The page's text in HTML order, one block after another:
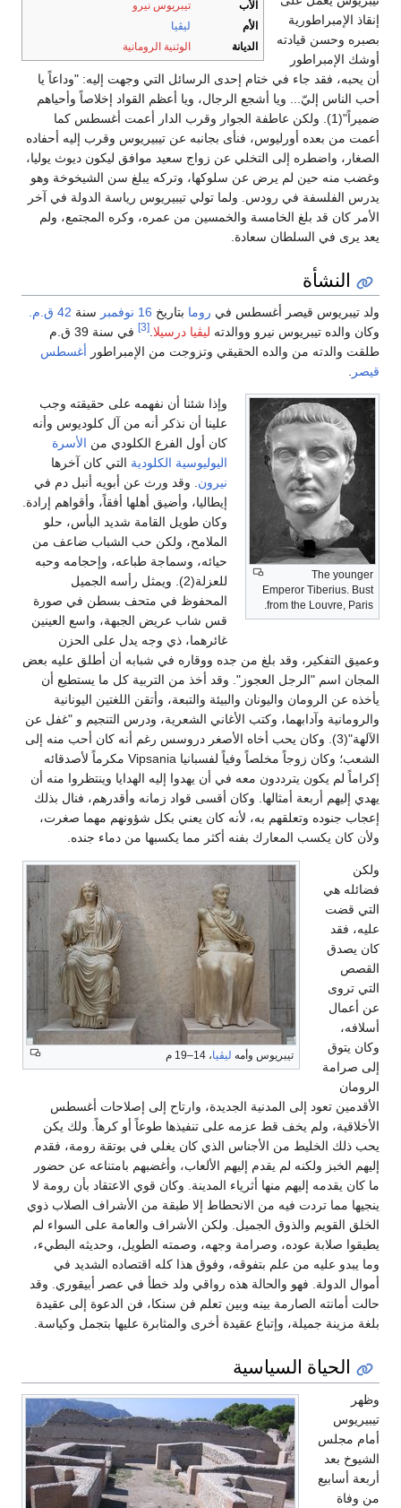
الأب
تيبريوس نيرو
الأم
ليڤيا
الديانة
الوثنية الرومانية
إنقاذ الإمبراطورية
بصبره وحسن قيادته
أوشك الإمبراطور
أن يحبه، فقد جاء في ختام إحدى الرسائل التي وجهت إليه: "وداعاً يا
أحب الناس إليّ... ويا أشجع الرجال، ويا أعظم القواد إخلاصاً وأحياهم
ضميراً"(1). ولكن عاطفة الجوار وقرب الدار أعمت أغسطس كما
أعمت من بعده أورليوس، فنأى بجانبه عن تيبيريوس وقرب إليه أحفاده
الصغار، واضطره إلى التخلي عن زواج سعيد موافق ليكون ديوث يوليا،
وغضب منه حين لم يرض عن سلوكها، وتركه يبلغ سن الشيخوخة وهو
يدرس الفلسفة في رودس. ولما تولي تيبيريوس رياسة الدولة في آخر
الأمر كان قد بلغ الخامسة والخمسين من عمره، وكره المجتمع، ولم
يعد يرى في السلطان سعادة.
النشأة
ولد تيبريوس قيصر أغسطس في روما بتاريخ 16 نوفمبر سنة 42 ق.م.
وكان والده تيبريوس نيرو ووالدته ليڤيا درسيلا.
[3]
في سنة 39 ق.م
طلقت والدته من والده الحقيقي وتزوجت من الإمبراطور أغسطس
قيصر .
The younger
Emperor Tiberius. Bust
from the Louvre, Paris.
وإذا شئنا أن نفهمه على حقيقته وجب
علينا أن نذكر أنه من آل كلوديوس وأنه
كان أول الفرع الكلودي من الأسرة
اليوليوسية الكلودية التي كان آخرها
نيرون. وقد ورث عن أبويه أنبل دم في
إيطاليا، وأضيق أهلها أفقاً، وأقواهم إرادة.
وكان طويل القامة شديد البأس، حلو
الملامح، ولكن حب الشباب ضاعف من
حيائه، وسماجة طباعه، وإحجامه وحبه
للعزلة(2). ويمثل رأسه الجميل
المحفوظ في متحف بسطن في صورة
قس شاب عريض الجبهة، واسع العينين
غائرهما، ذي وجه يدل على الحزن
وعميق التفكير، وقد بلغ من جده ووقاره في شبابه أن أطلق عليه بعض
المجان اسم "الرجل العجوز". وقد أخذ من التربية كل ما يستطيع أن
يأخذه عن الرومان واليونان والبيئة والتبعة، وأتقن اللغتين اليونانية
والرومانية وآدابهما، وكتب الأغاني الشعرية، ودرس التنجيم و "غفل عن
الآلهة"(3). وكان يحب أخاه الأصغر دروسس رغم أنه كان أحب منه إلى
الشعب؛ وكان زوجاً مخلصاً وفياً لفسبانيا Vipsania مكرماً لأصدقائه
إكراماً لم يكون يترددون معه في أن يهدوا إليه الهدايا وينتظروا منه أن
يهدي إليهم أربعة أمثالها. وكان أقسى قواد زمانه وأقدرهم، فنال بذلك
إعجاب جنوده وتعلقهم به، لأنه كان يعني بكل شؤونهم مهما صغرت،
ولأن كان يكسب المعارك بفنه أكثر مما يكسبها من دماء جنده.
تيبريوس وأمه ليڤيا، 14–19 م
ولكن
فضائله هي
التي قضت
عليه، فقد
كان يصدق
القصص
التي تروى
عن أعمال
أسلافه،
وكان يتوق
إلى صرامة
الرومان
الأقدمين تعود إلى المدنية الجديدة، وارتاح إلى إصلاحات أغسطس
الأخلاقية، ولم يخف قط عزمه على تنفيذها طوعاً أو كرهاً. ولك يكن
يحب ذلك الخليط من الأجناس الذي كان يغلي في بوتقة رومة، فقدم
إليهم الخبز ولكنه لم يقدم إليهم الألعاب، وأغضبهم بامتناعه عن حضور
ما كان يقدمه إليهم منها أثرياء المدينة. وكان قوي الاعتقاد بأن رومة لا
ينجيها مما تردت فيه من الانحطاط إلا طبقة من الأشراف الصلاب ذوي
الخلق القويم والذوق الجميل. ولكن الأشراف والعامة على السواء لم
يطيقوا صلابة عوده، وصرامة وجهه، وصمته الطويل، وحديثه البطيء،
وما يبدو عليه من علم بتفوقه، وفوق هذا كله اقتصاده الشديد في
أموال الدولة. فهو والحالة هذه رواقي ولد خطأ في عصر أبيقوري. وقد
حالت أمانته الصارمة بينه وبين تعلم فن سنكا، فن الدعوة إلى عقيدة
بلغة مزينة جميلة، وإتباع عقيدة أخرى والمثابرة عليها بتجمل وكياسة.
الحياة السياسية
وظهر
تيبيريوس
أمام مجلس
الشيوخ بعد
أربعة أسابيع
من وفاة